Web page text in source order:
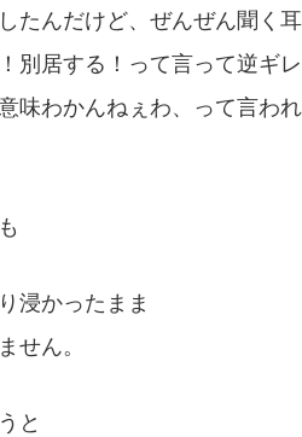
たんだけど、ぜんぜん聞く
別居する！って言って逆ギ
味わかんねぇわ、って言わ
浸かったまま
せん。
と